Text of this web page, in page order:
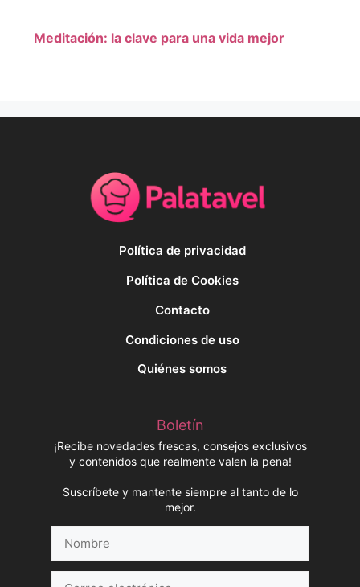
Meditación: la clave para una vida mejor
Política de privacidad
Política de Cookies
Contacto
Condiciones de uso
Quiénes somos
Boletín
¡Recibe novedades frescas, consejos exclusivos
y contenidos que realmente valen la pena!
Suscríbete y mantente siempre al tanto de lo
mejor.